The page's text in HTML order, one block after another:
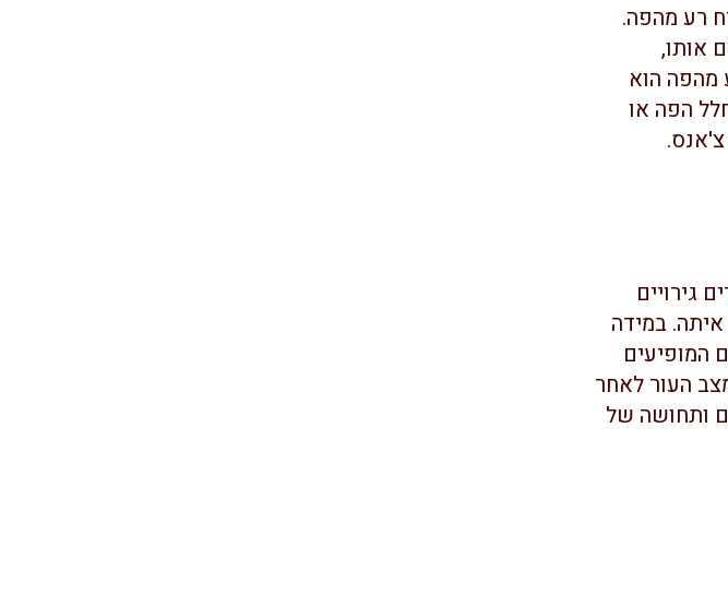
רע מהפה.
אותו,
מהפה הוא
הפה או
צ'אנס.
גירויים
במידה
המופיעים
העור לאחר
ותחושה של